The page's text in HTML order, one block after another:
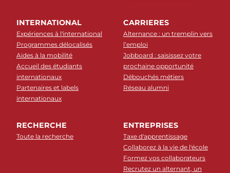
INTERNATIONAL
Expériences à l'international
Programmes délocalisés
Aides à la mobilité
Accueil des étudiants
internationaux
Partenaires et labels
internationaux
CARRIERES
Alternance : un tremplin vers
l’emploi
Jobboard : saisissez votre
prochaine opportunité
Débouchés métiers
Réseau alumni
RECHERCHE
Toute la recherche
ENTREPRISES
Taxe d'apprentissage
Collaborez à la vie de l'école
Formez vos collaborateurs
Recrutez un alternant, un